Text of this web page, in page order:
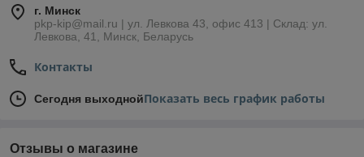
г. Минск
pkp-kip@mail.ru | ул. Левкова 43, офис 413 | Склад: ул.
Левкова, 41, Минск, Беларусь
Контакты
Сегодня выходнойПоказать весь график работы
Отзывы о магазине